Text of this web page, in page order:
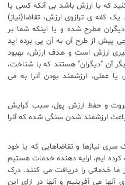
که با ارزش باشد بی آنکه کسی یا
یک کفه ی ترازوی ارزش، تقاضا(نیاز)
مطرح شده و یا اینکه شما بر
پیش از طرح آن به آن پی برده اید
ارزش است و هدف ارزش، بهبود
آن "دیگران" هستند که با شناخت،
عملی، ارزشمند بودن آنرا به می
و حفظ ارزش پول، سبب گرایش
ارزشمند شدن سنگی شده که آنرا
سری نیازها و تقاضاهایی که یا خود
ایم، ارایه دهنده خدمات هستیم
ما خدماتی را دریافت می کنند. درک
آنها می آفرینیم و آنها در ازای این